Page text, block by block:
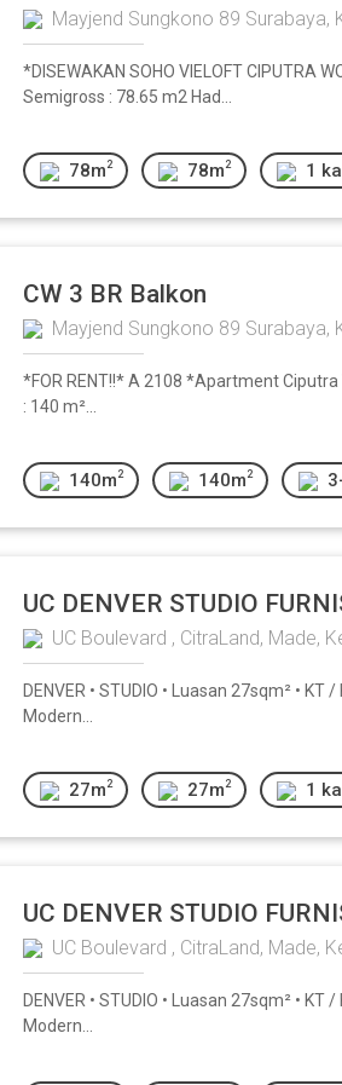
Mayjend Sungkono 89 Surabaya,
*DISEWAKAN SOHO VIELOFT CIPUTRA
Semigross : 78.65 m2 Had...
78m 2 78m 2 1
CW 3 BR Balkon
Mayjend Sungkono 89 Surabaya,
*FOR RENT!!* A 2108 *Apartment Ciputra
: 140 m²...
140m 2 140m 2
UC DENVER STUDIO
UC Boulevard , CitraLand, Made,
DENVER • STUDIO • Luasan 27sqm² •
Modern...
27m 2 27m 2 1
UC DENVER STUDIO
UC Boulevard , CitraLand, Made,
DENVER • STUDIO • Luasan 27sqm² •
Modern...